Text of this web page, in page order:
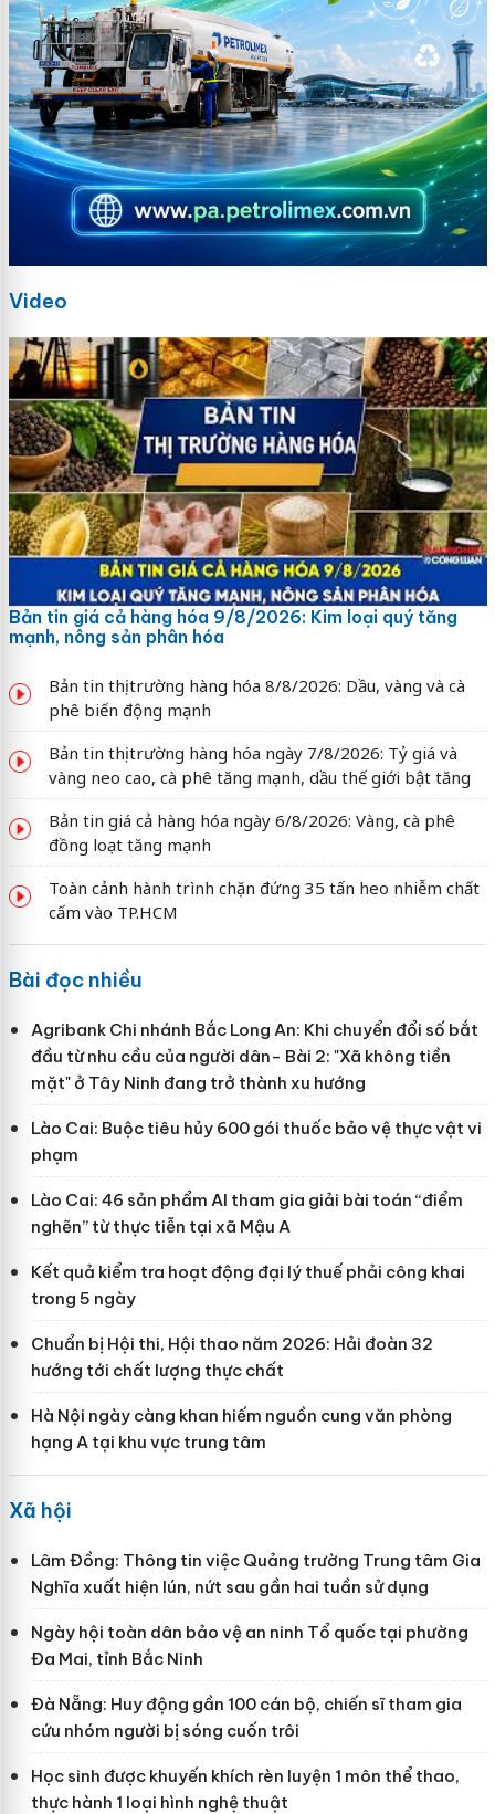
Video
Bản tin giá cả hàng hóa 9/8/2026: Kim loại quý tăng
mạnh, nông sản phân hóa
Bản tin thị trường hàng hóa 8/8/2026: Dầu, vàng và cà
phê biến động mạnh
Bản tin thị trường hàng hóa ngày 7/8/2026: Tỷ giá và
vàng neo cao, cà phê tăng mạnh, dầu thế giới bật tăng
Bản tin giá cả hàng hóa ngày 6/8/2026: Vàng, cà phê
đồng loạt tăng mạnh
Toàn cảnh hành trình chặn đứng 35 tấn heo nhiễm chất
cấm vào TP.HCM
Bài đọc nhiều
Agribank Chi nhánh Bắc Long An: Khi chuyển đổi số bắt
đầu từ nhu cầu của người dân- Bài 2: "Xã không tiền
mặt" ở Tây Ninh đang trở thành xu hướng
Lào Cai: Buộc tiêu hủy 600 gói thuốc bảo vệ thực vật vi
phạm
Lào Cai: 46 sản phẩm AI tham gia giải bài toán “điểm
nghẽn” từ thực tiễn tại xã Mậu A
Kết quả kiểm tra hoạt động đại lý thuế phải công khai
trong 5 ngày
Chuẩn bị Hội thi, Hội thao năm 2026: Hải đoàn 32
hướng tới chất lượng thực chất
Hà Nội ngày càng khan hiếm nguồn cung văn phòng
hạng A tại khu vực trung tâm
Xã hội
Lâm Đồng: Thông tin việc Quảng trường Trung tâm Gia
Nghĩa xuất hiện lún, nứt sau gần hai tuần sử dụng
Ngày hội toàn dân bảo vệ an ninh Tổ quốc tại phường
Đa Mai, tỉnh Bắc Ninh
Đà Nẵng: Huy động gần 100 cán bộ, chiến sĩ tham gia
cứu nhóm người bị sóng cuốn trôi
Học sinh được khuyến khích rèn luyện 1 môn thể thao,
thực hành 1 loại hình nghệ thuật